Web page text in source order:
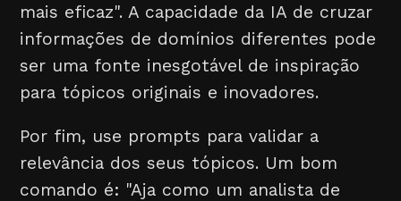
mais eficaz". A capacidade da IA de cruzar
informações de domínios diferentes pode
ser uma fonte inesgotável de inspiração
para tópicos originais e inovadores.
Por fim, use prompts para validar a
relevância dos seus tópicos. Um bom
comando é: "Aja como um analista de